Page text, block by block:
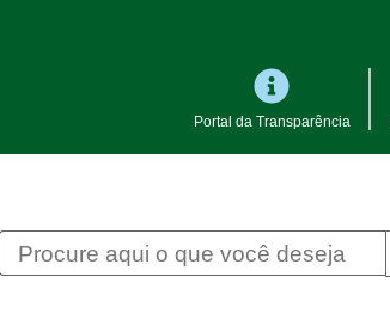
Portal da Transparência